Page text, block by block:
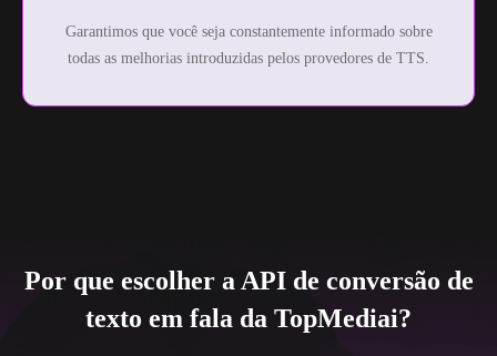
Garantimos que você seja constantemente informado sobre
todas as melhorias introduzidas pelos provedores de TTS.
Por que escolher a API de conversão de
texto em fala da TopMediai?